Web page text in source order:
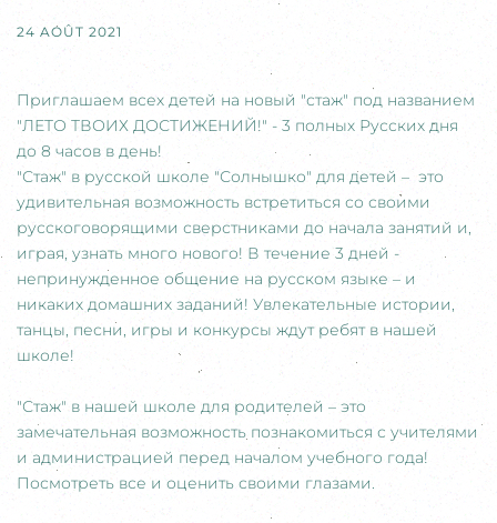
24 AOÛT 2021
Приглашаем всех детей на новый "стаж" под названием
"ЛЕТО ТВОИХ ДОСТИЖЕНИЙ!" - 3 полных Русских дня
до 8 часов в день!
"Стаж" в русской школе "Солнышко" для детей – это
удивительная возможность встретиться со своими
русскоговорящими сверстниками до начала занятий и,
играя, узнать много нового! В течение 3 дней -
непринужденное общение на русском языке – и
никаких домашних заданий! Увлекательные истории,
танцы, песни, игры и конкурсы ждут ребят в нашей
школе!
"Стаж" в нашей школе для родителей – это
замечательная возможность познакомиться с учителями
и администрацией перед началом учебного года!
Посмотреть все и оценить своими глазами.